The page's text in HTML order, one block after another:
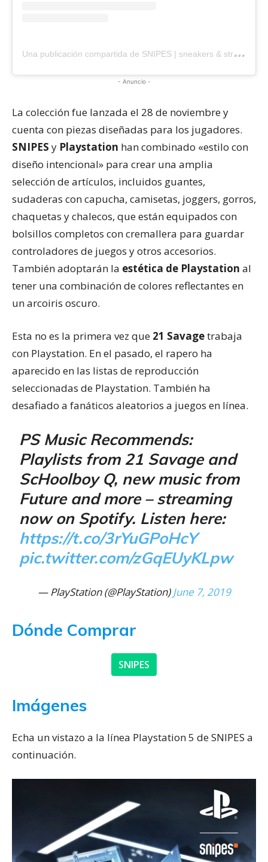
U
na publicación compartida de SNIPES | sneakers & streetwear (@snipes)
- Anuncio -
La colección fue lanzada el 28 de noviembre y
cuenta con piezas diseñadas para los jugadores.
SNIPES y Playstation han combinado «estilo con
diseño intencional» para crear una amplia
selección de artículos, incluidos guantes,
sudaderas con capucha, camisetas, joggers, gorros,
chaquetas y chalecos, que están equipados con
bolsillos completos con cremallera para guardar
controladores de juegos y otros accesorios.
También adoptarán la estética de Playstation al
tener una combinación de colores reflectantes en
un arcoiris oscuro.
Esta no es la primera vez que 21 Savagetrabaja
con Playstation. En el pasado, el rapero ha
aparecido en las listas de reproducción
seleccionadas de Playstation. También ha
desafiado a fanáticos aleatorios a juegos en línea.
PS Music Recommends:
Playlists from 21 Savage and
ScHoolboy Q, new music from
Future and more – streaming
now on Spotify. Listen here:
https://t.co/3rYuGPoHcY
pic.twitter.com/zGqEUyKLpw
— PlayStation (@PlayStation)June 7, 2019
Dónde Comprar
SNIPES
Imágenes
Echa un vistazo a la línea Playstation 5 de SNIPES a
continuación.